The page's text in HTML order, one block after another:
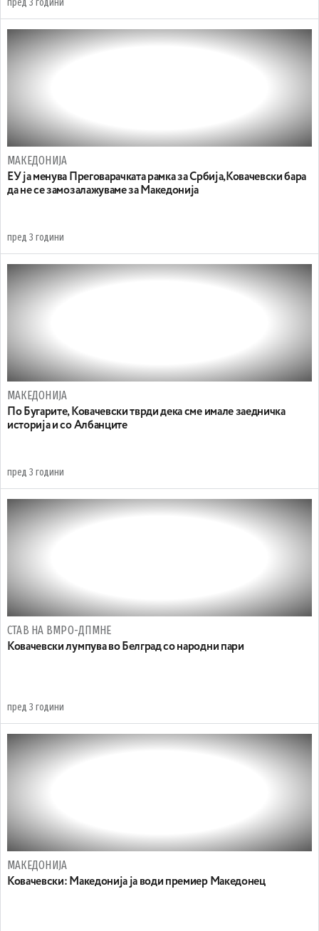
пред 3 години
МАКЕДОНИЈА
ЕУ ја менува Преговарачката рамка за Србија,Ковачевски бара
да не се замозалажуваме за Македонија
пред 3 години
МАКЕДОНИЈА
По Бугарите, Ковачевски тврди дека сме имале заедничка
историја и со Албанците
пред 3 години
СТАВ НА ВМРО-ДПМНЕ
Koвачевски лумпува во Белград со народни пари
пред 3 години
МАКЕДОНИЈА
Ковачевски: Македонија ја води премиер Македонец